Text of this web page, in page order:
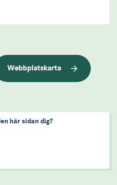
Webbplatskarta
här sidan dig?